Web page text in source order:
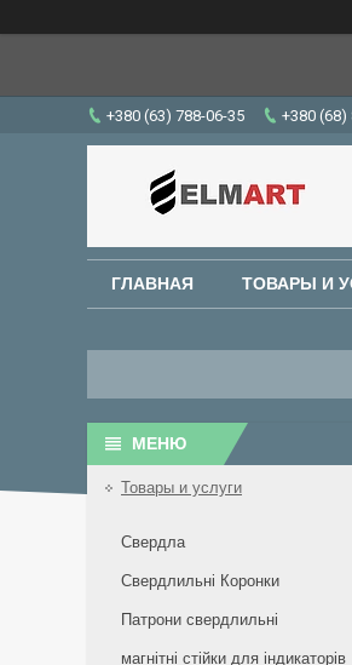
+380 (63) 788-06-35 +380 (68)
ГЛАВНАЯ ТОВАРЫ И
Товары и услуги
Свердла
Свердлильні Коронки
Патрони свердлильні
магнітні стійки для індикаторів